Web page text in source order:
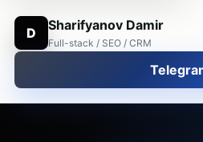
D Sharifyanov Damir
Full-stack / SEO / CRM